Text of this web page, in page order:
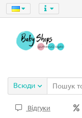
Всюди
Відгуки